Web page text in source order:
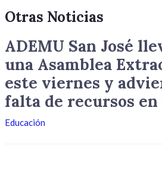
Otras Noticias
ADEMU San José
una Asamblea
este viernes y
falta de recursos
Educación